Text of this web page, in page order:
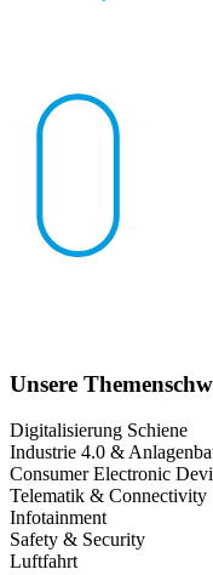
Unsere
Digitalisierung Schiene
Industrie 4.0 &
Consumer Electronic
Telematik & Connectivity
Infotainment
Safety & Security
Luftfahrt